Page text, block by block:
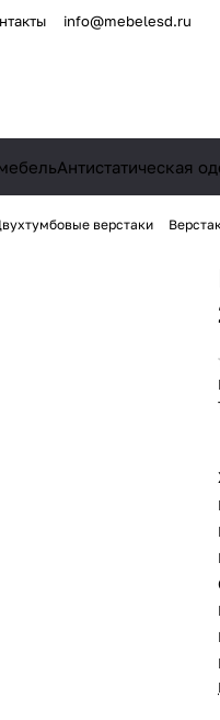
info@mebelesd.ru
Антистатическая
верстаки